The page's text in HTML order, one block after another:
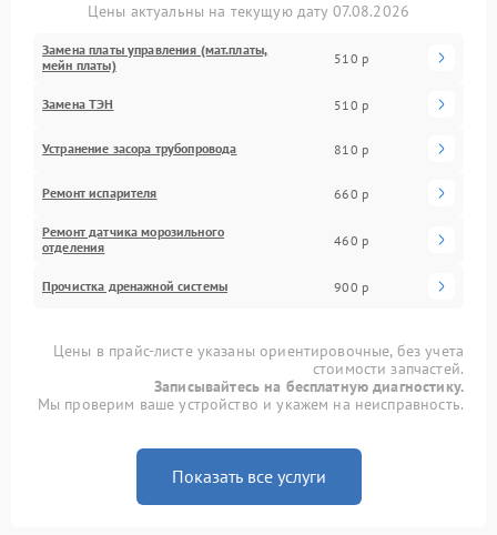
Цены актуальны на текущую дату 07.08.2026
Замена платы управления (мат.платы,
мейн платы)
510 р
Замена ТЭН 510 р
Устранение засора трубопровода 810 р
Ремонт испарителя 660 р
Ремонт датчика морозильного
отделения
460 р
Прочистка дренажной системы 900 р
Цены в прайс-листе указаны ориентировочные, без учета
стоимости запчастей.
Записывайтесь на бесплатную диагностику.
Мы проверим ваше устройство и укажем на неисправность.
Показать все услуги